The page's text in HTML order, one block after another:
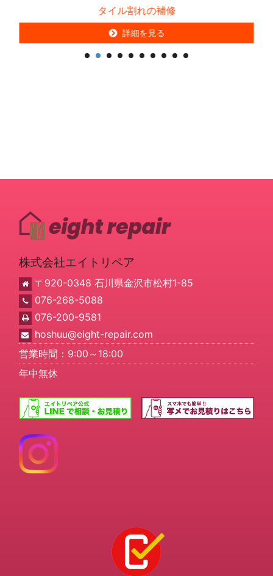
タイル割れの補修
詳細を見る
詳細を見る
株式会社エイトリペア
〒920-0348 石川県金沢市松村1-85
076-268-5088
076-200-9581
hoshuu@eight-repair.com
営業時間：9:00～18:00
年中無休